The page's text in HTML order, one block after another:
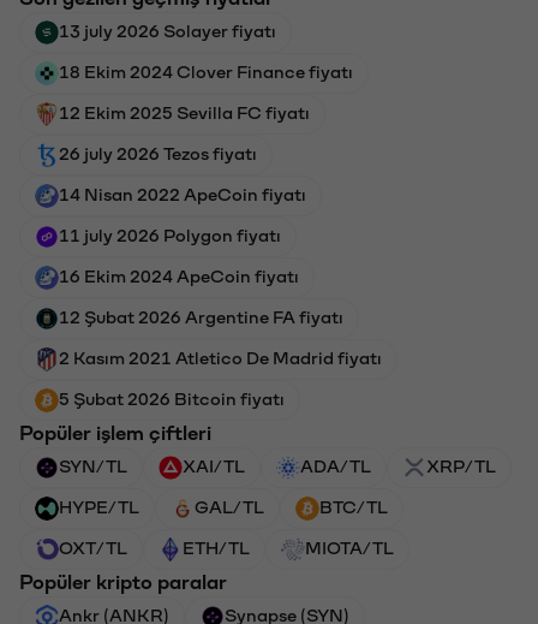
13 july 2026 Solayer fiyatı
18 Ekim 2024 Clover Finance fiyatı
12 Ekim 2025 Sevilla FC fiyatı
26 july 2026 Tezos fiyatı
14 Nisan 2022 ApeCoin fiyatı
11 july 2026 Polygon fiyatı
16 Ekim 2024 ApeCoin fiyatı
12 Şubat 2026 Argentine FA fiyatı
2 Kasım 2021 Atletico De Madrid fiyatı
5 Şubat 2026 Bitcoin fiyatı
Popüler işlem çiftleri
SYN/TL XAI/TL ADA/TL XRP/TL
HYPE/TL GAL/TL BTC/TL
OXT/TL ETH/TL MIOTA/TL
Popüler kripto paralar
Ankr (ANKR) Synapse (SYN)